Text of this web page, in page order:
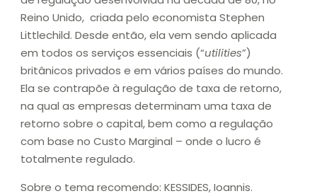
Reino Unido, criada pelo economista Stephen
Littlechild. Desde então, ela vem sendo aplicada
em todos os serviços essenciais (“utilities”)
britânicos privados e em vários países do mundo.
Ela se contrapõe à regulação de taxa de retorno,
na qual as empresas determinam uma taxa de
retorno sobre o capital, bem como a regulação
com base no Custo Marginal – onde o lucro é
totalmente regulado.
Sobre o tema recomendo: KESSIDES, Ioannis.